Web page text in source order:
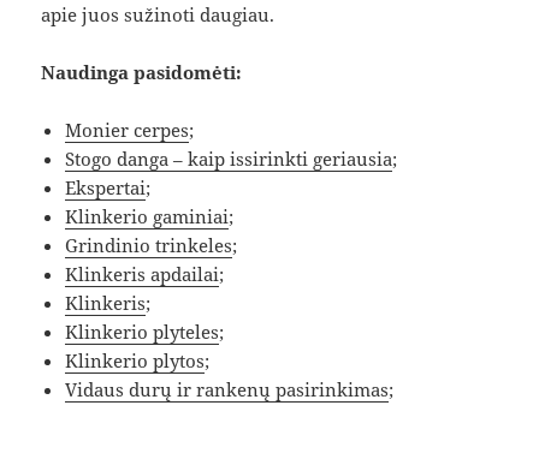
apie juos sužinoti daugiau.
Naudinga pasidomėti:
Monier cerpes;
Stogo danga – kaip issirinkti geriausia;
Ekspertai;
Klinkerio gaminiai;
Grindinio trinkeles;
Klinkeris apdailai;
Klinkeris;
Klinkerio plyteles;
Klinkerio plytos;
Vidaus durų ir rankenų pasirinkimas;